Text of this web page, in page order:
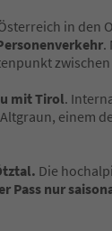
in den
.
mit Tirol.
einem
Die
Pass nur